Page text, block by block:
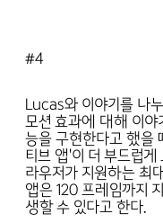
#4
Lucas와 이야기를 나
모션 효과에 대해 이야
능을 구현한다고 했을
티브 앱'이 더 부드럽
라우저가 지원하는 최
앱은 120 프레임까지
생할 수 있다고 한다.